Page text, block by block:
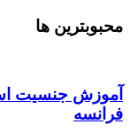
محبوبترین ها
آموزش جنسیت
فرانسه